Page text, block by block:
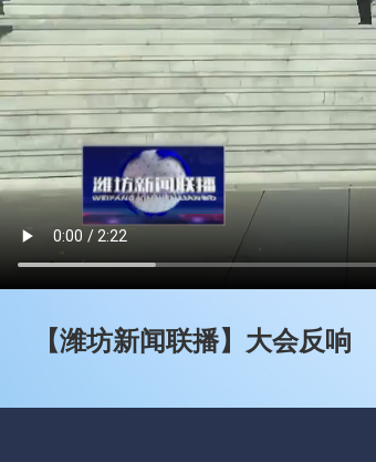
【潍坊新闻联播】大会反响